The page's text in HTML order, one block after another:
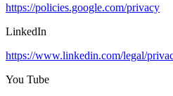
https://policies.google.com/privacy
LinkedIn
https://www.linkedin.com/legal/
You Tube